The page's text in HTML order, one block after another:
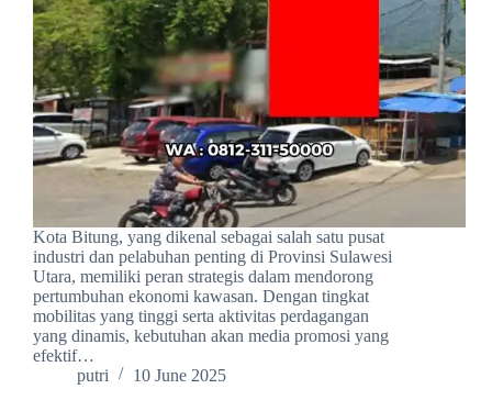
Kota Bitung, yang dikenal sebagai salah satu pusat
industri dan pelabuhan penting di Provinsi Sulawesi
Utara, memiliki peran strategis dalam mendorong
pertumbuhan ekonomi kawasan. Dengan tingkat
mobilitas yang tinggi serta aktivitas perdagangan
yang dinamis, kebutuhan akan media promosi yang
efektif…
putri
10 June 2025